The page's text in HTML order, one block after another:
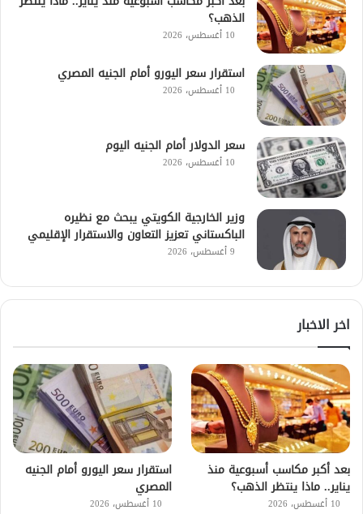
الذهب؟
10 أغسطس، 2026
استقرار سعر اليورو أمام الجنيه المصري
10 أغسطس، 2026
سعر الدولار أمام الجنيه اليوم
10 أغسطس، 2026
وزير الخارجية الكويتي يبحث مع نظيره
الباكستاني تعزيز التعاون والاستقرار الإقليمي
9 أغسطس، 2026
اخر الاخبار
بعد أكبر مكاسب أسبوعية منذ
يناير.. ماذا ينتظر الذهب؟
10 أغسطس، 2026
استقرار سعر اليورو أمام الجنيه
المصري
10 أغسطس، 2026